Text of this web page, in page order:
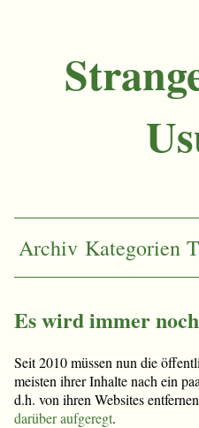
Archiv Kategorien
Es wird immer
Seit 2010 müssen nun die
meisten ihrer Inhalte nach ein
d.h. von ihren Websites
darüber aufgeregt.